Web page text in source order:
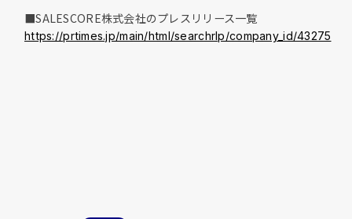
■SALESCORE株式会社のプレスリリース一覧
https://prtimes.jp/main/html/searchrlp/company_id/43275